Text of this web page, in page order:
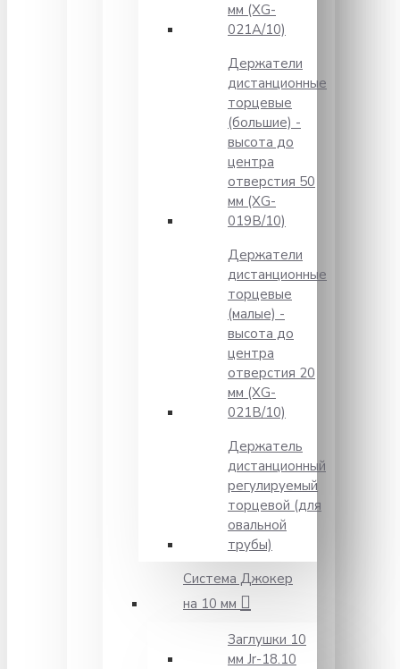
мм (XG-
021A/10)
Держатели
дистанционные
торцевые
(большие) -
высота до
центра
отверстия 50
мм (XG-
019B/10)
Держатели
дистанционные
торцевые
(малые) -
высота до
центра
отверстия 20
мм (XG-
021B/10)
Держатель
дистанционный
регулируемый
торцевой (для
овальной
трубы)
Система Джокер
на 10 мм
Заглушки 10
мм Jr-18.10